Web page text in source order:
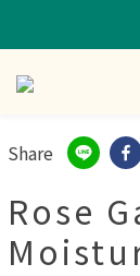
Share
Rose